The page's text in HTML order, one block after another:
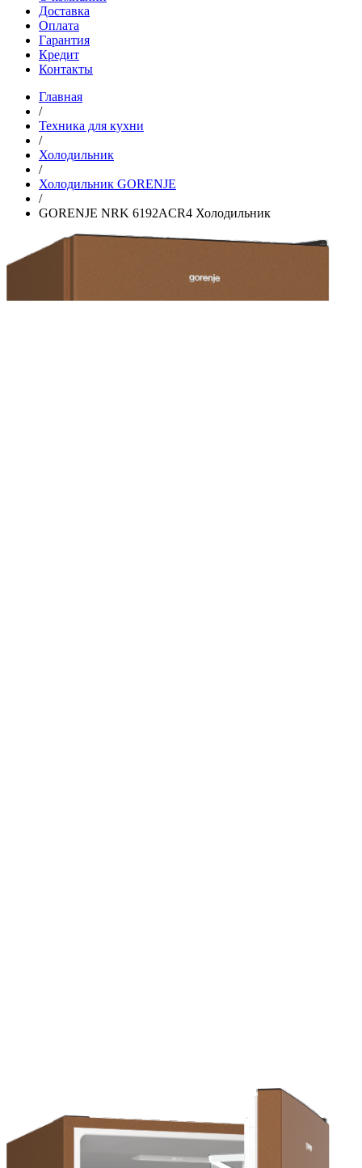
Доставка
Оплата
Гарантия
Кредит
Контакты
Главная
/
Техника для кухни
/
Холодильник
/
Холодильник GORENJE
/
GORENJE NRK 6192ACR4 Холодильник